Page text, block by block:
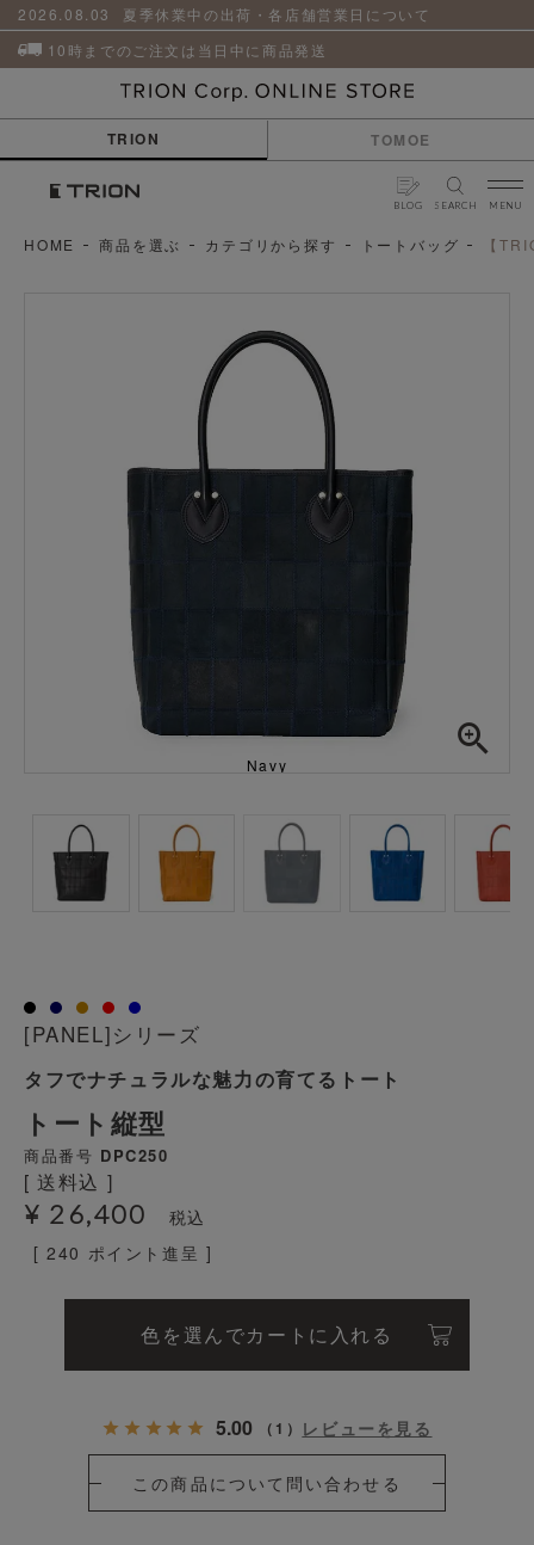
2026.08.03
夏季休業中の出荷・各店舗営業日について
10時までのご注文は当日中に商品発送
TRION TOMOE
BLOG SEARCH MENU
革
小
物
ア
品
HOME 商品を選ぶ カテゴリから探す トートバッグ 【
Navy
[PANEL]シリーズ
タフでナチュラルな魅力の育てるトート
トート縦型
商品番号 DPC250
送料込
¥ 26,400
税込
[ 240 ポイント進呈 ]
色を選んでカートに入れる
5.00 （ 1 ） レビューを見る
この商品について問い合わせる